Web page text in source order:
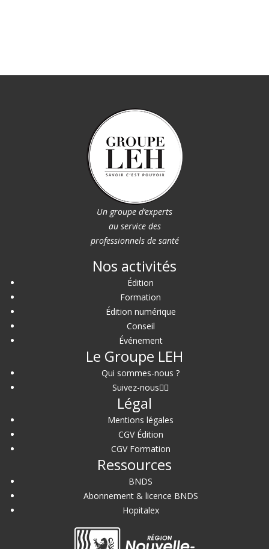
Un groupe d’experts
au service des
professionnels de santé
Nos activités
Édition
Formation
Édition numérique
Conseil
Événement
Le Groupe LEH
Qui sommes-nous ?
Suivez-nous
Légal
Mentions légales
CGV Édition
CGV Formation
Ressources
BNDS
Abonnement & licence BNDS
Hopitalex